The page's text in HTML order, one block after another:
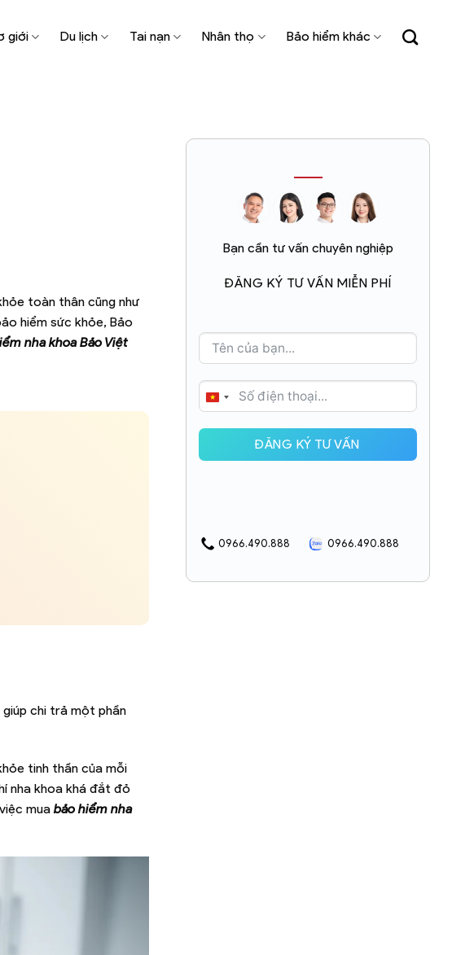
giới Du lịch Tai nạn Nhân thọ Bảo hiểm khác
toàn thân cũng như
hiểm sức khỏe, Bảo
nha khoa Bảo Việt
chi trả một phần
tinh thần của mỗi
nha khoa khá đắt đỏ
mua bảo hiểm nha
Bạn cần tư vấn chuyên nghiệp
ĐĂNG KÝ TƯ VẤN MIỄN PHÍ
VIETNAM
ĐĂNG KÝ TƯ VẤN
0966.490.888 0966.490.888